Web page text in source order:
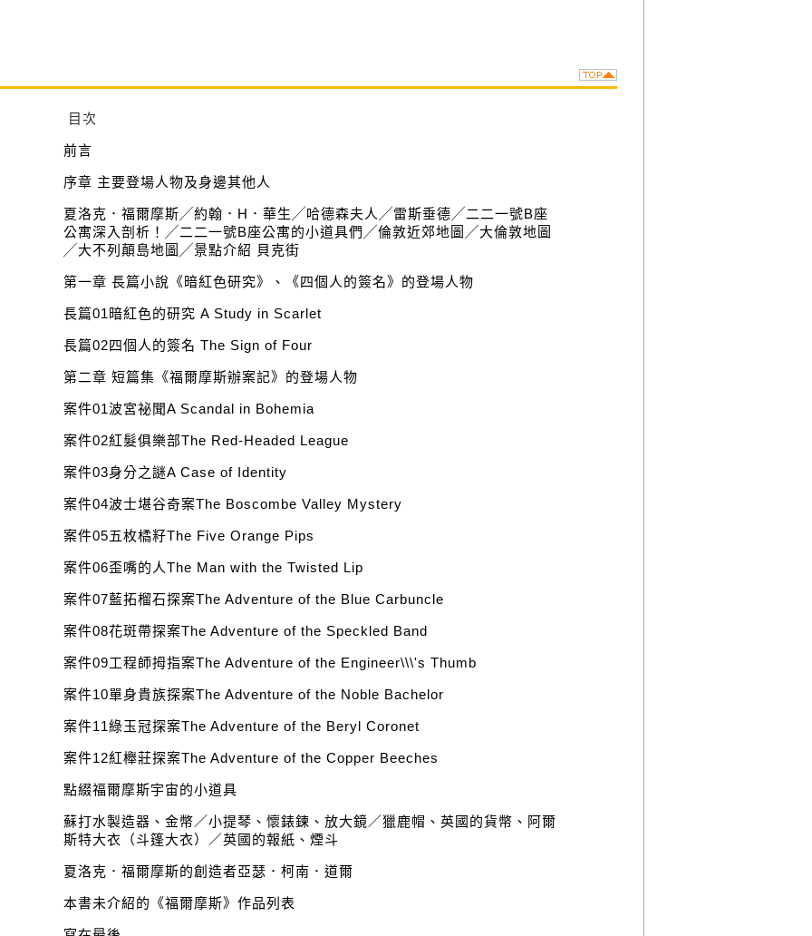
目次
前言
序章 主要登場人物及身邊其他人
夏洛克．福爾摩斯╱約翰．H．華生╱哈德森夫人╱雷斯垂德╱二二一號B座
公寓深入剖析！╱二二一號B座公寓的小道具們╱倫敦近郊地圖╱大倫敦地圖
╱大不列顛島地圖╱景點介紹 貝克街
第一章 長篇小說《暗紅色研究》、《四個人的簽名》的登場人物
長篇01暗紅色的研究 A Study in Scarlet
長篇02四個人的簽名 The Sign of Four
第二章 短篇集《福爾摩斯辦案記》的登場人物
案件01波宮祕聞A Scandal in Bohemia
案件02紅髮俱樂部The Red-Headed League
案件03身分之謎A Case of Identity
案件04波士堪谷奇案The Boscombe Valley Mystery
案件05五枚橘籽The Five Orange Pips
案件06歪嘴的人The Man with the Twisted Lip
案件07藍拓榴石探案The Adventure of the Blue Carbuncle
案件08花斑帶探案The Adventure of the Speckled Band
案件09工程師拇指案The Adventure of the Engineer\\\'s Thumb
案件10單身貴族探案The Adventure of the Noble Bachelor
案件11綠玉冠探案The Adventure of the Beryl Coronet
案件12紅櫸莊探案The Adventure of the Copper Beeches
點綴福爾摩斯宇宙的小道具
蘇打水製造器、金幣／小提琴、懷錶鍊、放大鏡／獵鹿帽、英國的貨幣、阿爾
斯特大衣（斗篷大衣）／英國的報紙、煙斗
夏洛克．福爾摩斯的創造者亞瑟．柯南．道爾
本書未介紹的《福爾摩斯》作品列表